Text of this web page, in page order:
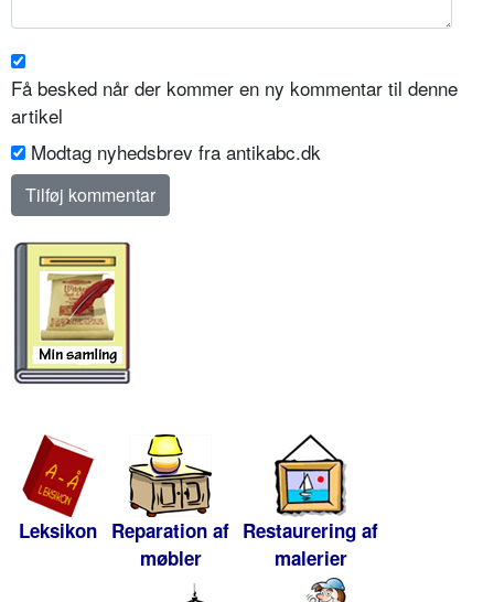
Få besked når der kommer en ny kommentar til denne
artikel
Modtag nyhedsbrev fra antikabc.dk
Leksikon Reparation af
møbler
Restaurering af
malerier